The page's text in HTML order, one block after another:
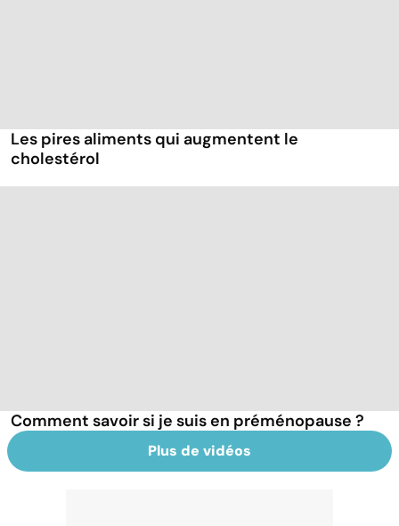
Les pires aliments qui augmentent le
cholestérol
Comment savoir si je suis en préménopause ?
Plus de vidéos